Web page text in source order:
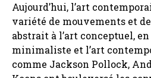
Aujourd’hui, l’art
variété de mouvements et
abstrait à l’art conceptuel,
minimaliste et l’art
comme Jackson Pollock,